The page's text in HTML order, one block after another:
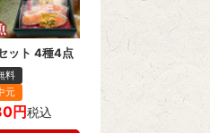
ット 4種4点
料
元
税込